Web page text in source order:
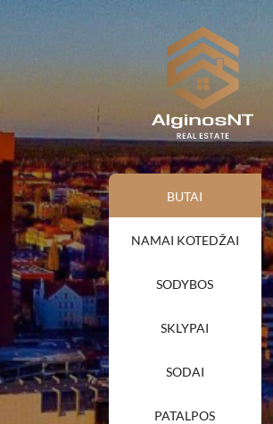
BUTAI
NAMAI KOTEDŽAI
SODYBOS
SKLYPAI
SODAI
PATALPOS